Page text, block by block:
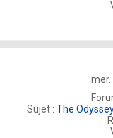
mer.
Sujet :The